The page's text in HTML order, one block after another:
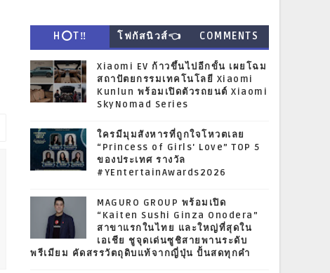
H⭕T‼ โฟกัสนิวส์👈 COMMENTS
Xiaomi EV ก้าวขึ้นไปอีกขั้น เผยโฉม
สถาปัตยกรรมเทคโนโลยี Xiaomi
Kunlun พร้อมเปิดตัวรถยนต์ Xiaomi
SkyNomad Series
ใครมีมุมสังหารที่ถูกใจโหวตเลย
“Princess of Girls' Love” TOP 5
ของประเทศ รางวัล
#YEntertainAwards2026
MAGURO GROUP พร้อมเปิด
“Kaiten Sushi Ginza Onodera”
สาขาแรกในไทย และใหญ่ที่สุดใน
เอเชีย ชูจุดเด่นซูชิสายพานระดับ
พรีเมียม คัดสรรวัตถุดิบแท้จากญี่ปุ่น ปั้นสดทุกคำ